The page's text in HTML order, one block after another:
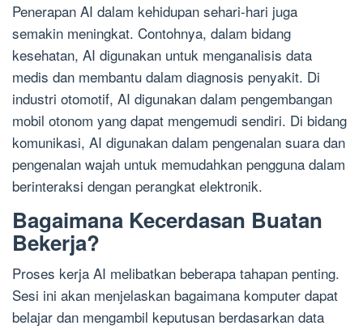
Penerapan AI dalam kehidupan sehari-hari juga
semakin meningkat. Contohnya, dalam bidang
kesehatan, AI digunakan untuk menganalisis data
medis dan membantu dalam diagnosis penyakit. Di
industri otomotif, AI digunakan dalam pengembangan
mobil otonom yang dapat mengemudi sendiri. Di bidang
komunikasi, AI digunakan dalam pengenalan suara dan
pengenalan wajah untuk memudahkan pengguna dalam
berinteraksi dengan perangkat elektronik.
Bagaimana Kecerdasan Buatan
Bekerja?
Proses kerja AI melibatkan beberapa tahapan penting.
Sesi ini akan menjelaskan bagaimana komputer dapat
belajar dan mengambil keputusan berdasarkan data